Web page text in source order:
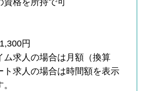
資格を所持で可
円
求人の場合は月額（換算
ト求人の場合は時間額を表示